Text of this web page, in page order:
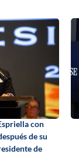
con
de su
de